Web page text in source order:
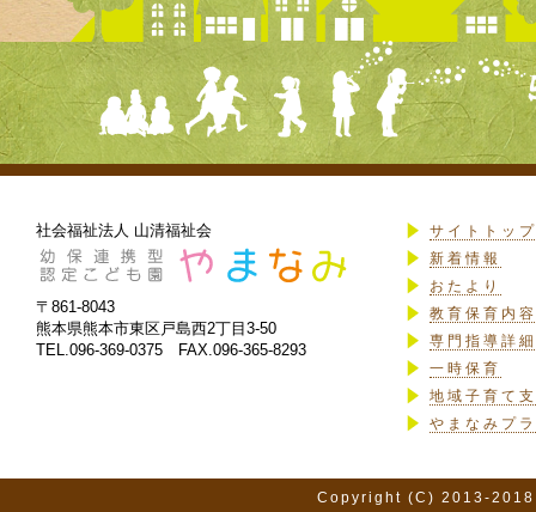
社会福祉法人 山清福祉会
〒861-8043
熊本県熊本市東区戸島西2丁目3-50
TEL.096-369-0375 FAX.096-365-8293
サイトトップ
新着情報
おたより
教育保育内
専門指導詳細
一時保育
地域子育て
やまなみプ
Copyright (C) 2013-